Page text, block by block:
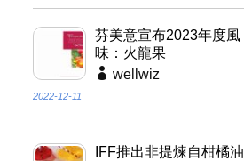
芬美意宣布2023年度風
味：火龍果
wellwiz
2022-12-11
IFF推出非提煉自柑橘油